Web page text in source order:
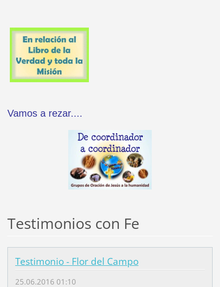
Vamos a rezar....
Testimonios con Fe
Testimonio - Flor del Campo
25.06.2016 01:10